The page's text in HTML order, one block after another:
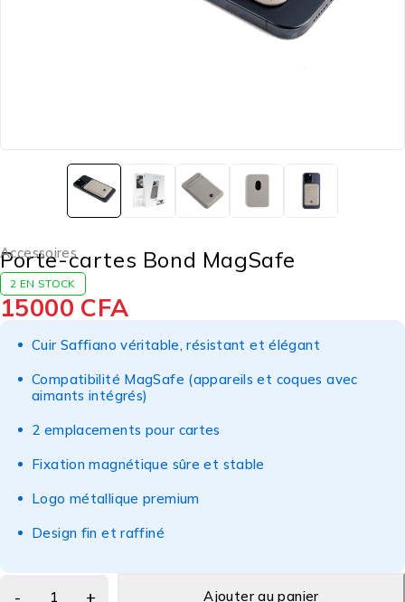
Accessoires
Porte-cartes Bond MagSafe
2 EN STOCK
15000 CFA
Cuir Saffiano véritable, résistant et élégant
Compatibilité MagSafe (appareils et coques avec
aimants intégrés)
2 emplacements pour cartes
Fixation magnétique sûre et stable
Logo métallique premium
Design fin et raffiné
Ajouter au panier